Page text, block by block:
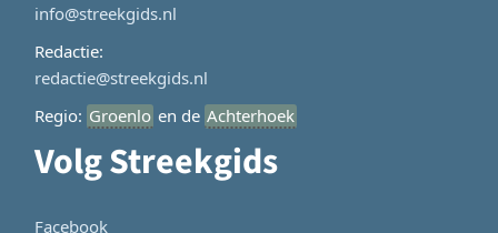
info@streekgids.nl
Redactie:
redactie@streekgids.nl
Regio: Groenlo en de Achterhoek
Volg Streekgids
Facebook